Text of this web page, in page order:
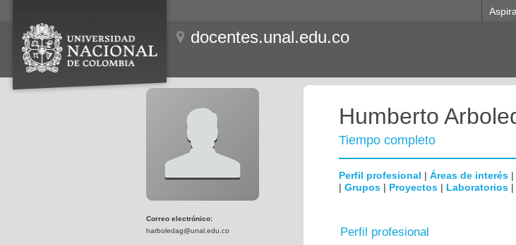
docentes.unal.edu.co
Correo electrónico:
harboledag@unal.edu.co
Humberto
Tiempo completo
Perfil profesional | Áreas de interés |
| Grupos | Proyectos | Laboratorios |
Perfil profesional